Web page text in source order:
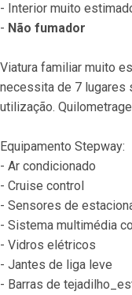
- Interior muito
- Não fumador
Viatura familiar muito
necessita de 7 lugares
utilização.
Equipamento Stepway:
- Ar condicionado
- Cruise control
- Sensores de
- Sistema multimédia
- Vidros elétricos
- Jantes de liga leve
- Barras de